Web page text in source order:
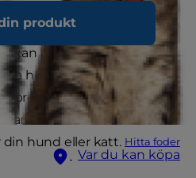
produkt
Hitta foder
Var du kan köpa
få varmare väder. Vi kan
med våra
kan hitta ännu fler soliga
hela dagen medan de
precis som för oss, när
också törsten och
din hund eller katt.